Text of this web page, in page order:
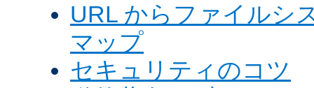
URL からファイルシ
マップ
セキュリティのコツ